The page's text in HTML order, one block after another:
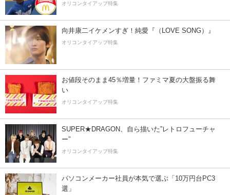
オリコンタイアップ特集
向井康二イケメンすぎ！純愛『（LOVE SONG）』
オリコンタイアップ特集
お値段そのまま45％増量！ファミマ夏の大盤振る舞
い
オリコンタイアップ特集
SUPER★DRAGON、自ら描いた”レトロフューチャ
ー”
オリコンタイアップ特集
パソコンメーカー社員が本気で選ぶ「10万円台PC3
選」